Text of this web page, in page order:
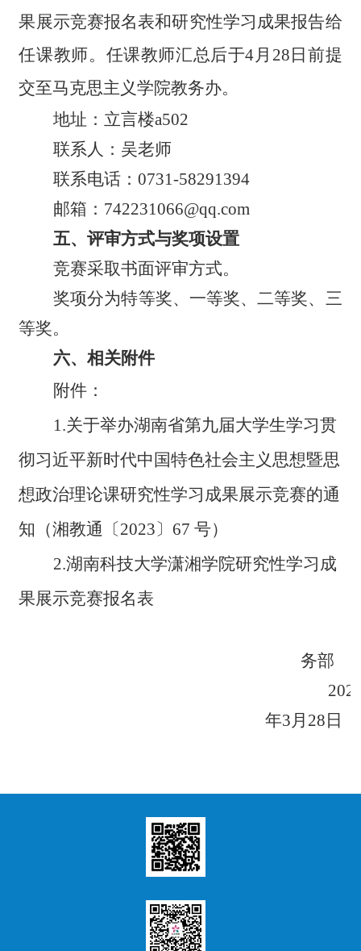
果展示竞赛报名表和研究性学习成果报告给
任课教师。任课教师汇总后于4月28日前提
交至马克思主义学院教务办。
地址：立言楼a502
联系人：吴老师
联系电话：0731-58291394
邮箱： 742231066@qq.com
五、评审方式与奖项设置
竞赛采取书面评审方式。
奖项分为特等奖、一等奖、二等奖、三
等奖。
六、相关附件
附件 ：
1.关于举办湖南省第九届大学生学习贯
彻习近平新时代中国特色社会主义思想暨思
想政治理论课研究性学习成果展示竞赛的通
知
（湘教通〔 2023 〕 67号）
2.湖南科技大学潇湘学院研究性学习成
果展示竞赛报名表
务部
年3月28日